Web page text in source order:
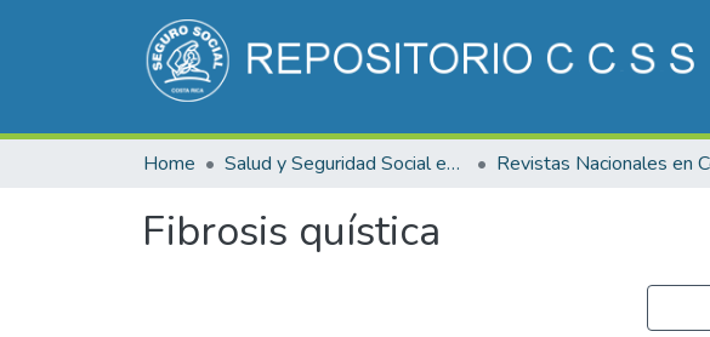
Home Salud y Seguridad Social en Costa Rica
Fibrosis quística